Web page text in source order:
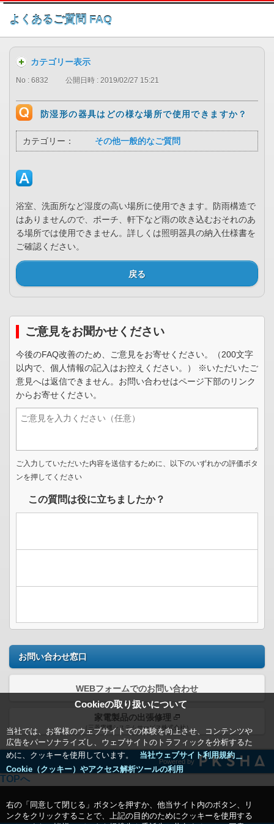
このページの本文へ
よくあるご質問 FAQ
Cookieの取り扱いについて
当社では、お客様のウェブサイトでの体験を向上させ、コンテンツや
広告をパーソナライズし、ウェブサイトのトラフィックを分析するた
めに、クッキーを使用しています。
当社ウェブサイト利用規約＿
Cookie（クッキー）やアクセス解析ツールの利用
右の「同意して閉じる」ボタンを押すか、他当サイト内のボタン、リ
ンクをクリックすることで、上記の目的のためにクッキーを使用する
カテゴリー表示
No : 6832 公開日時 : 2019/02/27 15:21
防湿形の器具はどの様な場所で使用できますか？
カテゴリー： その他一般的なご質問
浴室、洗面所など湿度の高い場所に使用できます。防雨構造で
はありませんので、ポーチ、軒下など雨の吹き込むおそれのあ
る場所では使用できません。詳しくは照明器具の納入仕様書を
ご確認ください。
戻る
ご意見をお聞かせください
今後のFAQ改善のため、ご意見をお寄せください。（200文字
以内で、個人情報の記入はお控えください。） ※いただいたご
意見へは返信できません。お問い合わせはページ下部のリンク
からお寄せください。
ご入力していただいた内容を送信するために、以下のいずれかの評価ボタ
ンを押してください
この質問は役に立ちましたか？
お問い合わせ窓口
WEBフォームでのお問い合わせ
家電製品の出張修理
（三菱電機システムサービス株式会社）
Powered by
TOPへ